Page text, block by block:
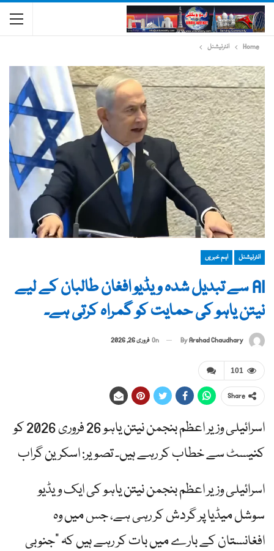
Home انٹرنیشنل
انٹرنیشنل اہم خبریں
AI سے تبدیل شدہ ویڈیو افغان طالبان کے لیے
نیتن یاہو کی حمایت کو گمراہ کرتی ہے۔
ByArshad Chaudhary
On فروری 26, 2026
101
Share
اسرائیلی وزیر اعظم بنجمن نیتن یاہو 26 فروری 2026 کو
کنیسٹ سے خطاب کر رہے ہیں۔ تصویر: اسکرین گراب
اسرائیلی وزیر اعظم بنجمن نیتن یاہو کی ایک ویڈیو
سوشل میڈیا پر گردش کر رہی ہے، جس میں وہ
افغانستان کے بارے میں بات کر رہے ہیں کہ "جنوبی